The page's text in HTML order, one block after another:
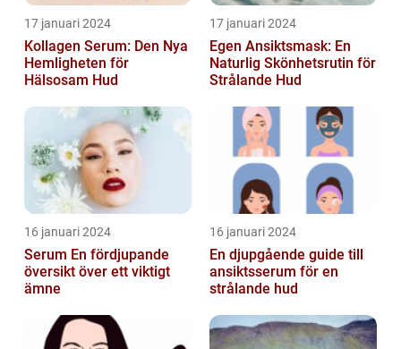
17 januari 2024
Kollagen Serum: Den Nya
Hemligheten för
Hälsosam Hud
17 januari 2024
Egen Ansiktsmask: En
Naturlig Skönhetsrutin för
Strålande Hud
16 januari 2024
Serum En fördjupande
översikt över ett viktigt
ämne
16 januari 2024
En djupgående guide till
ansiktsserum för en
strålande hud